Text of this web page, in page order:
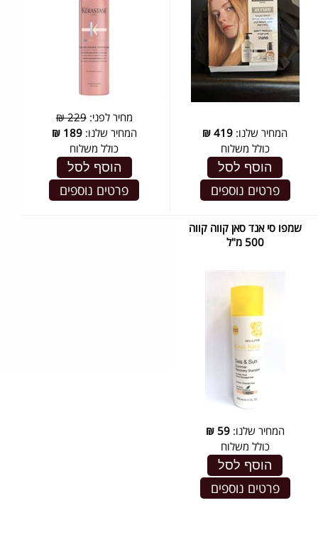
המחיר שלנו: 419
₪
כולל משלוח
הוסף לסל
פרטים נוספים
מחיר לפני:229 ₪
המחיר שלנו:189
₪
כולל משלוח
הוסף לסל
פרטים נוספים
שמפו סי אנד סאן קווה קווה
500 מ"ל
המחיר שלנו:59
₪
כולל משלוח
הוסף לסל
פרטים נוספים